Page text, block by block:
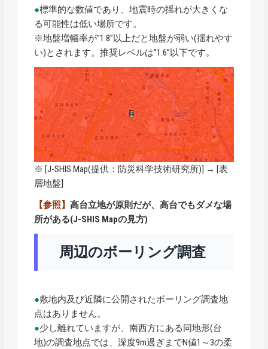
●標準的な数値であり、地震時の揺れが大きくな
る可能性は低い場所です。
※地盤増幅率が”1.8”以上だと地盤が弱い(揺れやす
い)とされます。推奨レベルは”1.6”以下です。
※ [J-SHIS Map(提供：防災科学技術研究所)] → [表
層地盤]
【参照】高台立地が原則だが、高台でもダメな場
所がある(J-SHIS Mapの見方)
周辺のボーリング調査
●敷地内及び近隣に公開されたボーリング調査地
点はありません。
●少し離れていますが、南西方にある同地形(台
地)の調査地点では、深度9m過ぎまでN値1～3の柔